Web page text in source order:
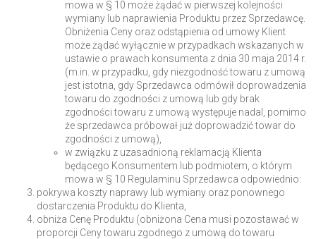
mowa w § 10 może żądać w pierwszej kolejności
wymiany lub naprawienia Produktu przez Sprzedawcę.
Obniżenia Ceny oraz odstąpienia od umowy Klient
może żądać wyłącznie w przypadkach wskazanych w
ustawie o prawach konsumenta z dnia 30 maja 2014 r.
(m.in. w przypadku, gdy niezgodność towaru z umową
jest istotna, gdy Sprzedawca odmówił doprowadzenia
towaru do zgodności z umową lub gdy brak
zgodności towaru z umową występuje nadal, pomimo
że sprzedawca próbował już doprowadzić towar do
zgodności z umową),
w związku z uzasadnioną reklamacją Klienta
będącego Konsumentem lub podmiotem, o którym
mowa w § 10 Regulaminu Sprzedawca odpowiednio:
pokrywa koszty naprawy lub wymiany oraz ponownego
dostarczenia Produktu do Klienta,
obniża Cenę Produktu (obniżona Cena musi pozostawać w
proporcji Ceny towaru zgodnego z umową do towaru